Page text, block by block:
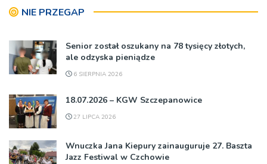
NIE PRZEGAP
Senior został oszukany na 78 tysięcy złotych,
ale odzyska pieniądze
6 SIERPNIA 2026
18.07.2026 – KGW Szczepanowice
27 LIPCA 2026
Wnuczka Jana Kiepury zainauguruje 27. Baszta
Jazz Festiwal w Czchowie